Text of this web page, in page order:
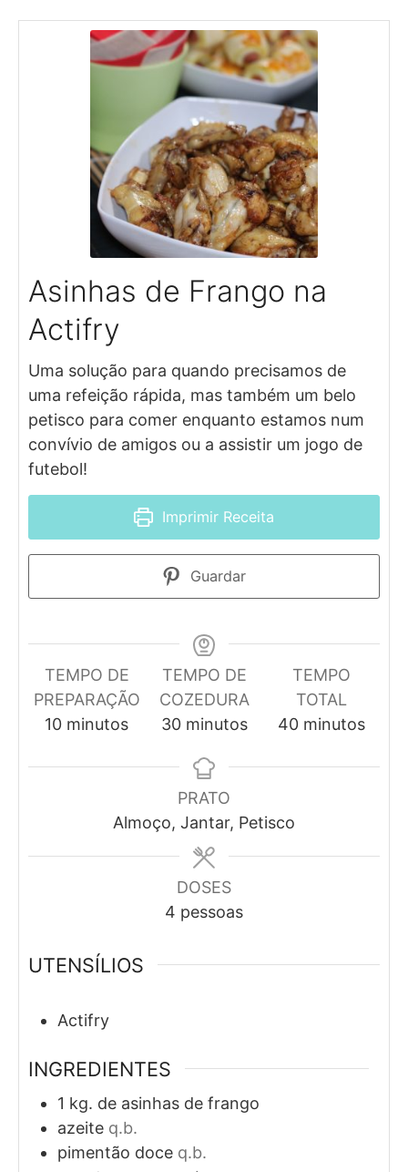
Asinhas de Frango na
Actifry
Uma solução para quando precisamos de
uma refeição rápida, mas também um belo
petisco para comer enquanto estamos num
convívio de amigos ou a assistir um jogo de
futebol!
Imprimir Receita
Guardar
TEMPO DE
PREPARAÇÃO
10minutos
minutos
TEMPO DE
COZEDURA
30minutos
minutos
TEMPO
TOTAL
40minutos
minutos
PRATO
Almoço, Jantar, Petisco
DOSES
4 pessoas
UTENSÍLIOS
Actifry
INGREDIENTES
1 kg. de asinhas de frango
azeite q.b.
pimentão doce q.b.